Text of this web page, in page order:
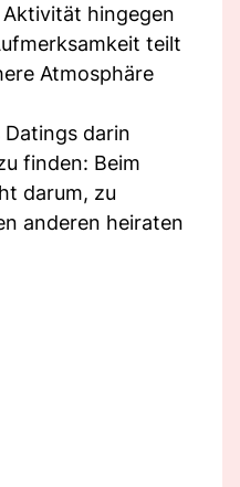
hingegen
teilt
Atmosphäre
Datings darin
finden: Beim
darum, zu
anderen heiraten